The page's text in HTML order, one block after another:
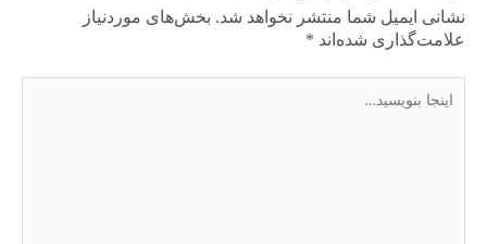
نشانی ایمیل شما منتشر نخواهد شد. بخش‌های موردنیاز
علامت‌گذاری شده‌اند *
بنویسید…